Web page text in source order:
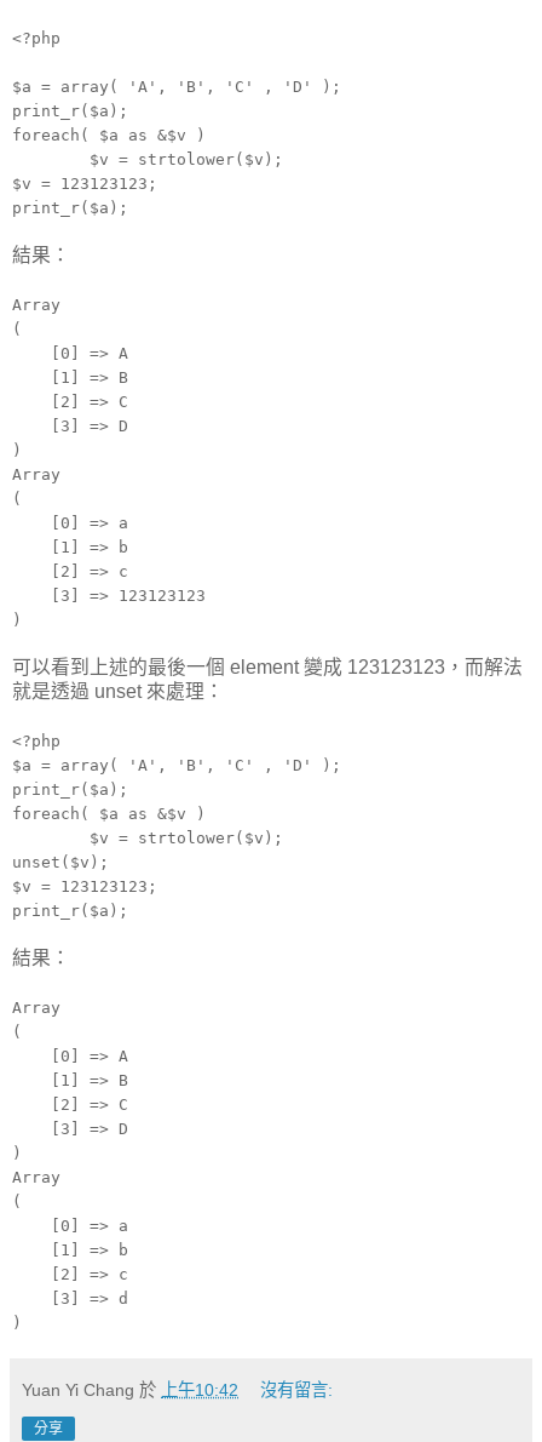
<?php
$a = array( 'A', 'B', 'C' , 'D' );
print_r($a);
foreach( $a as &$v )
$v = strtolower($v);
$v = 123123123;
print_r($a);
結果：
Array
(
[0] => A
[1] => B
[2] => C
[3] => D
)
Array
(
[0] => a
[1] => b
[2] => c
[3] => 123123123
)
可以看到上述的最後一個 element 變成 123123123，而解法
就是透過 unset 來處理：
<?php
$a = array( 'A', 'B', 'C' , 'D' );
print_r($a);
foreach( $a as &$v )
$v = strtolower($v);
unset($v);
$v = 123123123;
print_r($a);
結果：
Array
(
[0] => A
[1] => B
[2] => C
[3] => D
)
Array
(
[0] => a
[1] => b
[2] => c
[3] => d
)
Yuan Yi Chang 於 上午10:42 沒有留言:
分享